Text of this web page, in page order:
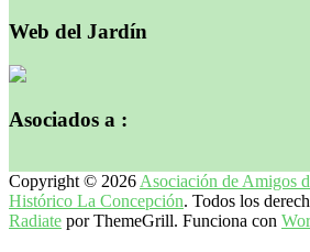
Web del Jardín
Asociados a :
Copyright © 2026 Asociación de Amigos
Histórico La Concepción. Todos los
Radiate por ThemeGrill. Funciona con